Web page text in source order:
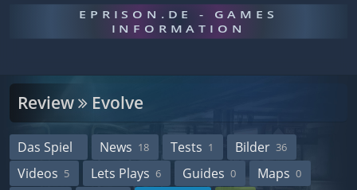
EPRISON.DE - GAMES
INFORMATION
Review Evolve
Das Spiel News 18 Tests 1 Bilder 36
Videos 5 Lets Plays 6 Guides 0 Maps 0